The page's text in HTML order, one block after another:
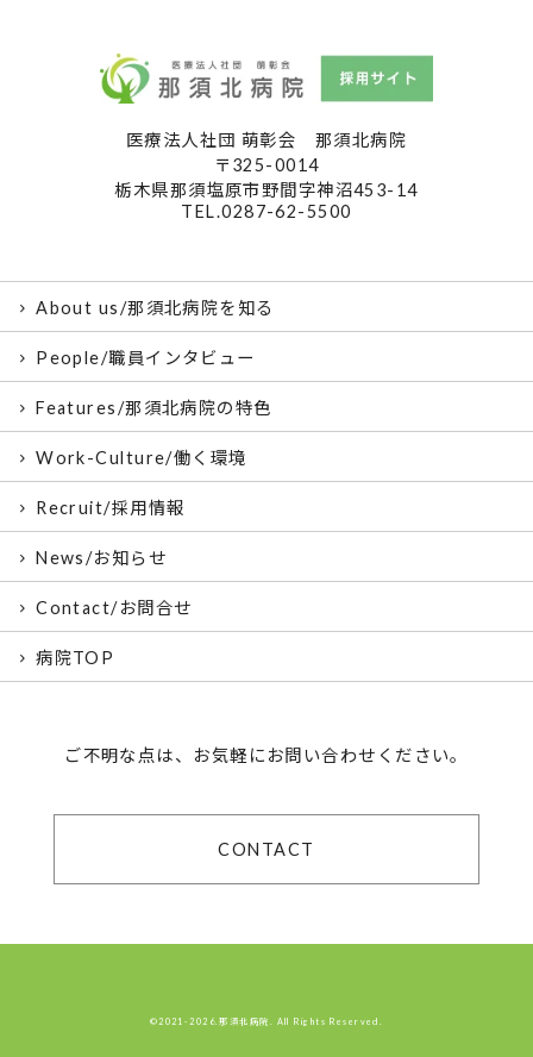
医療法人社団 萌彰会 那須北病院
〒325-0014
栃木県那須塩原市野間字神沼453-14
TEL.0287-62-5500
About us/那須北病院を知る
People/職員インタビュー
Features/那須北病院の特色
Work-Culture/働く環境
Recruit/採用情報
News/お知らせ
Contact/お問合せ
病院TOP
ご不明な点は、お気軽にお問い合わせください。
CONTACT
©2021-2026.那須北病院. All Rights Reserved.